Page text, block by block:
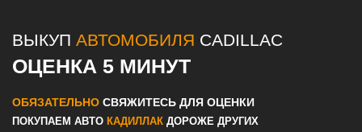
ВЫКУП АВТОМОБИЛЯ CADILLAC
ОЦЕНКА 5 МИНУТ
ОБЯЗАТЕЛЬНО СВЯЖИТЕСЬ ДЛЯ ОЦЕНКИ
ПОКУПАЕМ АВТО КАДИЛЛАК ДОРОЖЕ ДРУГИХ